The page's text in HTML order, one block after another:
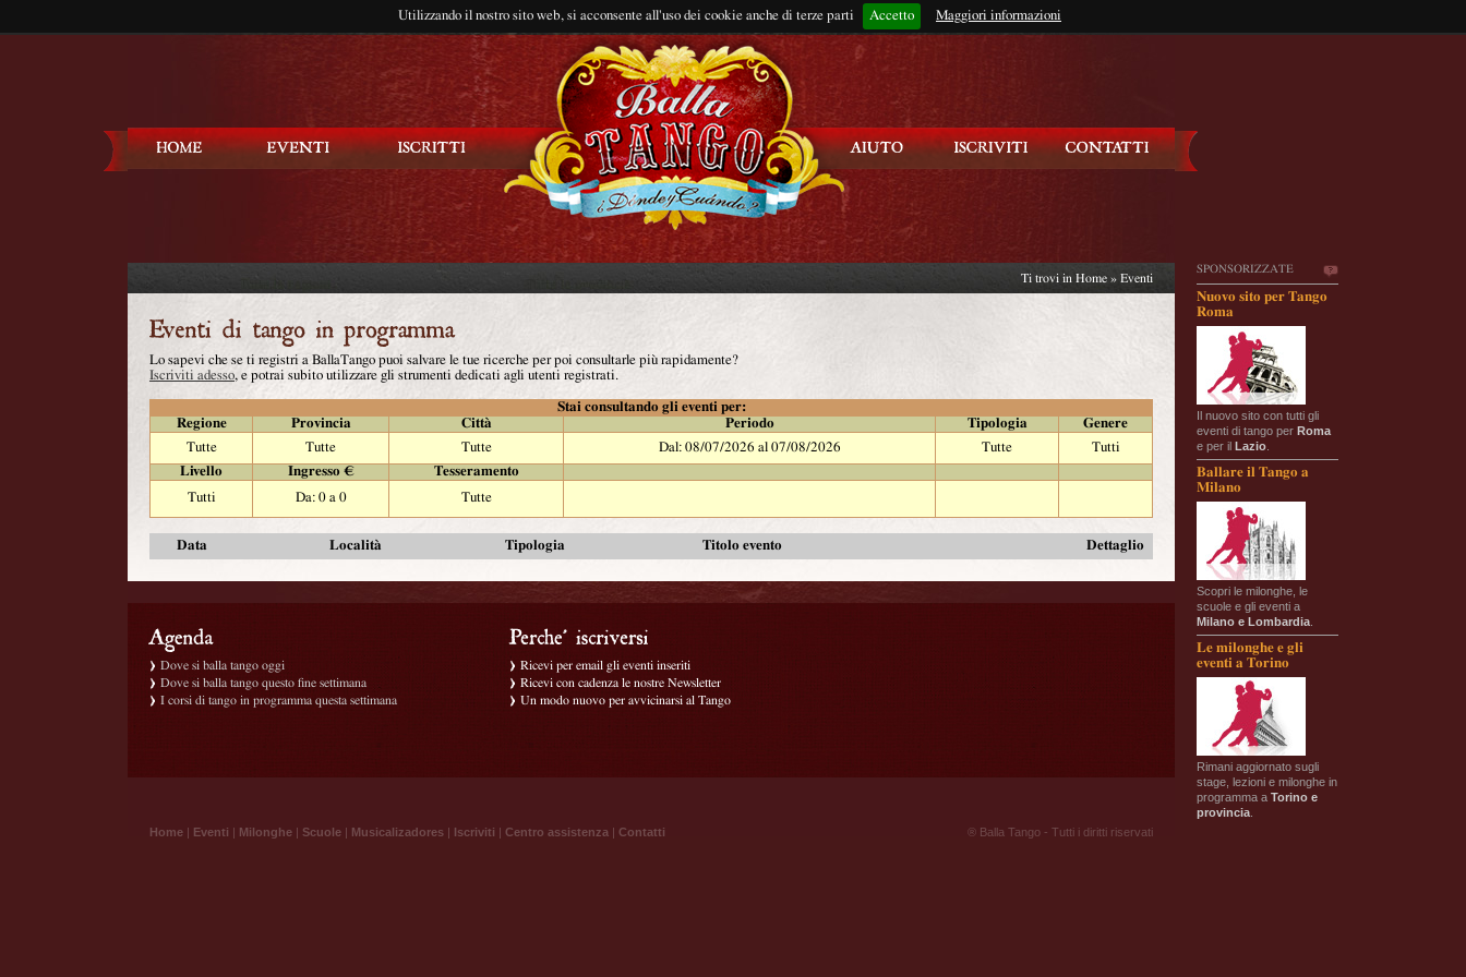
Utilizzando il nostro sito web, si acconsente all'uso dei cookie anche di terze parti Accetto Maggiori informazioni
Rimani connesso?
SPONSORIZZATE
Nuovo sito per Tango
Roma
Il nuovo sito con tutti gli
eventi di tango per Roma
e per il Lazio
Ballare il Tango a
Milano
Scopri le milonghe, le
scuole e gli eventi a
Milano e Lombardia
Le milonghe e gli
eventi a Torino
Rimani aggiornato sugli
stage, lezioni e milonghe in
programma a Torino e
provincia
Ti trovi in Home » Eventi
Lo sapevi che se ti registri a BallaTango puoi salvare le tue ricerche per poi consultarle più rapidamente?
Iscriviti adesso, e potrai subito utilizzare gli strumenti dedicati agli utenti registrati.
Stai consultando gli eventi per:
Regione
Provincia Città Periodo Tipologia
Genere
Tutte
Tutte Tutte Dal: 08/07/2026 al 07/08/2026 Tutte
Tutti
Livello
Ingresso €
Tesseramento
Tutti
Da: 0 a 0 Tutte
Data Località Tipologia Titolo evento Dettaglio
Dove si balla tango oggi
Dove si balla tango questo fine settimana
I corsi di tango in programma questa settimana
Ricevi per email gli eventi inseriti
Ricevi con cadenza le nostre Newsletter
Un modo nuovo per avvicinarsi al Tango
Home | Eventi | Milonghe | Scuole | Musicalizadores | Iscriviti | Centro assistenza | Contatti ® Balla Tango - Tutti i diritti riservati